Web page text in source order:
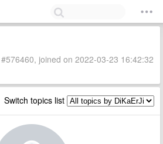
joined on 2022-03-23 16:42:32
Switch topics list